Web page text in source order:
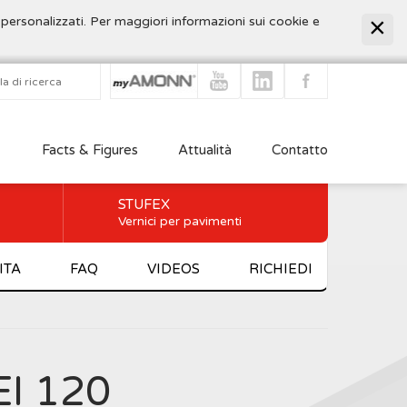
Per maggiori informazioni sui cookie e
Facts & Figures Attualità Contatto
FAQ VIDEOS RICHIEDI
STUFEX
Vernici per pavimenti
120